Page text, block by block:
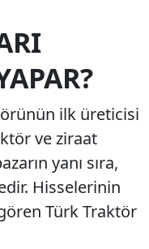
ilk üreticisi
ve ziraat
yanı sıra,
Hisselerinin
Türk Traktör